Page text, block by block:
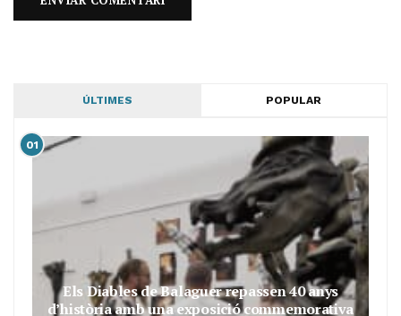
ÚLTIMES POPULAR
01
Els Diables de Balaguer repassen 40 anys
d’història amb una exposició commemorativa